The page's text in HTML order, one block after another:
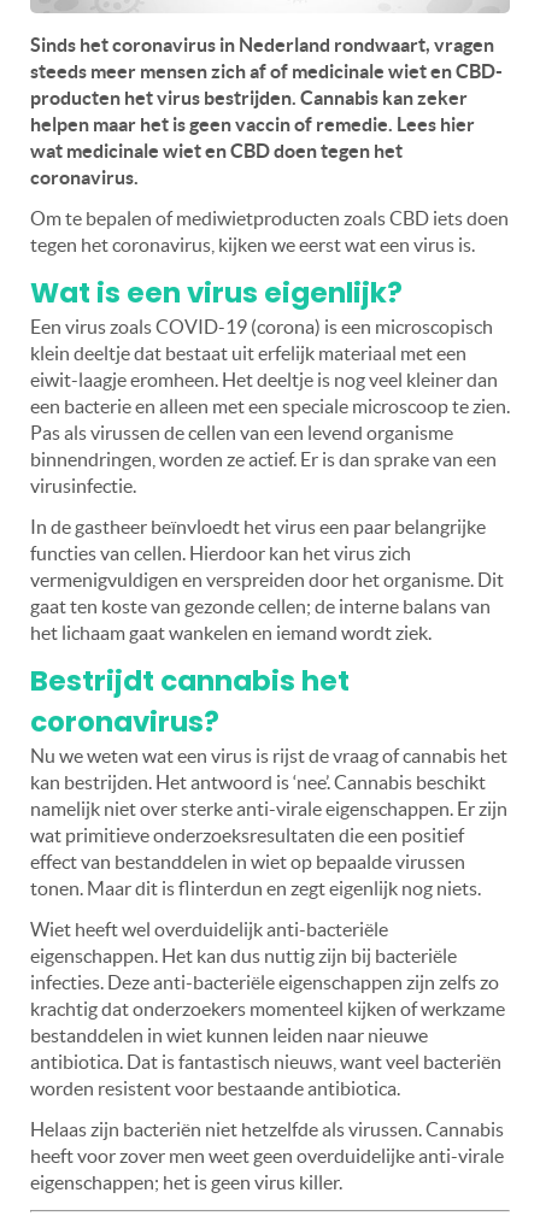
Sinds het coronavirus in Nederland rondwaart, vragen
steeds meer mensen zich af of medicinale wiet en CBD-
producten het virus bestrijden. Cannabis kan zeker
helpen maar het is geen vaccin of remedie. Lees hier
wat medicinale wiet en CBD doen tegen het
coronavirus.
Om te bepalen of mediwietproducten zoals CBD iets doen
tegen het coronavirus, kijken we eerst wat een virus is.
Wat is een virus eigenlijk?
Een virus zoals COVID-19 (corona) is een microscopisch
klein deeltje dat bestaat uit erfelijk materiaal met een
eiwit-laagje eromheen. Het deeltje is nog veel kleiner dan
een bacterie en alleen met een speciale microscoop te zien.
Pas als virussen de cellen van een levend organisme
binnendringen, worden ze actief. Er is dan sprake van een
virusinfectie.
In de gastheer beïnvloedt het virus een paar belangrijke
functies van cellen. Hierdoor kan het virus zich
vermenigvuldigen en verspreiden door het organisme. Dit
gaat ten koste van gezonde cellen; de interne balans van
het lichaam gaat wankelen en iemand wordt ziek.
Bestrijdt cannabis het
coronavirus?
Nu we weten wat een virus is rijst de vraag of cannabis het
kan bestrijden. Het antwoord is ‘nee’. Cannabis beschikt
namelijk niet over sterke anti-virale eigenschappen. Er zijn
wat primitieve onderzoeksresultaten die een positief
effect van bestanddelen in wiet op bepaalde virussen
tonen. Maar dit is flinterdun en zegt eigenlijk nog niets.
Wiet heeft wel overduidelijk anti-bacteriële
eigenschappen. Het kan dus nuttig zijn bij bacteriële
infecties. Deze anti-bacteriële eigenschappen zijn zelfs zo
krachtig dat onderzoekers momenteel kijken of werkzame
bestanddelen in wiet kunnen leiden naar nieuwe
antibiotica. Dat is fantastisch nieuws, want veel bacteriën
worden resistent voor bestaande antibiotica.
Helaas zijn bacteriën niet hetzelfde als virussen. Cannabis
heeft voor zover men weet geen overduidelijke anti-virale
eigenschappen; het is geen virus killer.